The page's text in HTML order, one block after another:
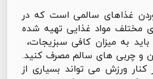
غذاهای سالمی است که در
مختلف مواد غذایی تهیه شده
به میزان کافی سبزیجات،
و چربی های سالم مصرف کنید.
ورزش می تواند بسیاری از